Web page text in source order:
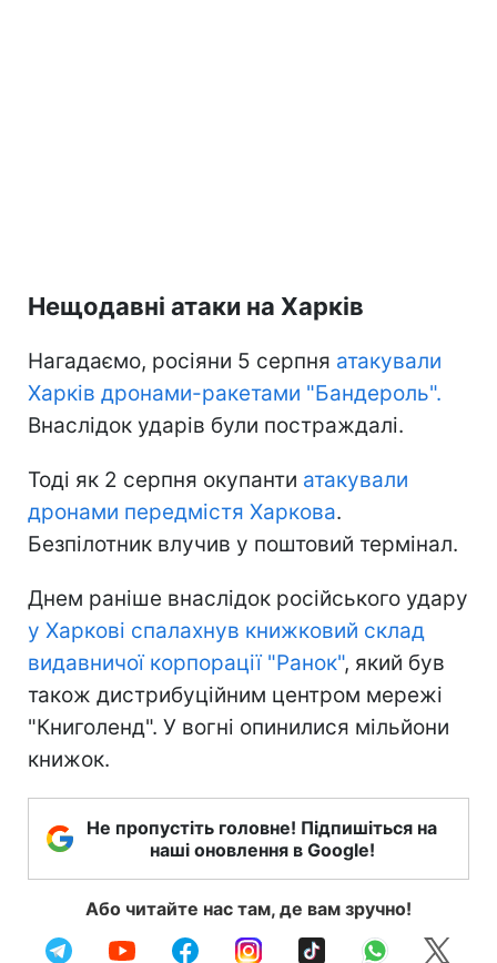
Нещодавні атаки на Харків
Нагадаємо, росіяни 5 серпня атакували
Харків дронами-ракетами "Бандероль".
Внаслідок ударів були постраждалі.
Тоді як 2 серпня окупанти атакували
дронами передмістя Харкова.
Безпілотник влучив у поштовий термінал.
Днем раніше внаслідок російського удару
у Харкові спалахнув книжковий склад
видавничої корпорації "Ранок", який був
також дистрибуційним центром мережі
"Книголенд". У вогні опинилися мільйони
книжок.
Не пропустіть головне! Підпишіться на
наші оновлення в Google!
Або читайте нас там, де вам зручно!